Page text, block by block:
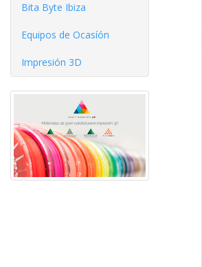
Bita Byte Ibiza
Equipos de Ocasíón
Impresión 3D